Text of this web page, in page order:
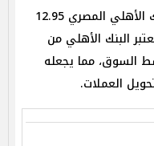
في البنك الأهلي المصري 12.95
إذ يعتبر البنك الأهلي من
السوق، مما يجعله
العملات.